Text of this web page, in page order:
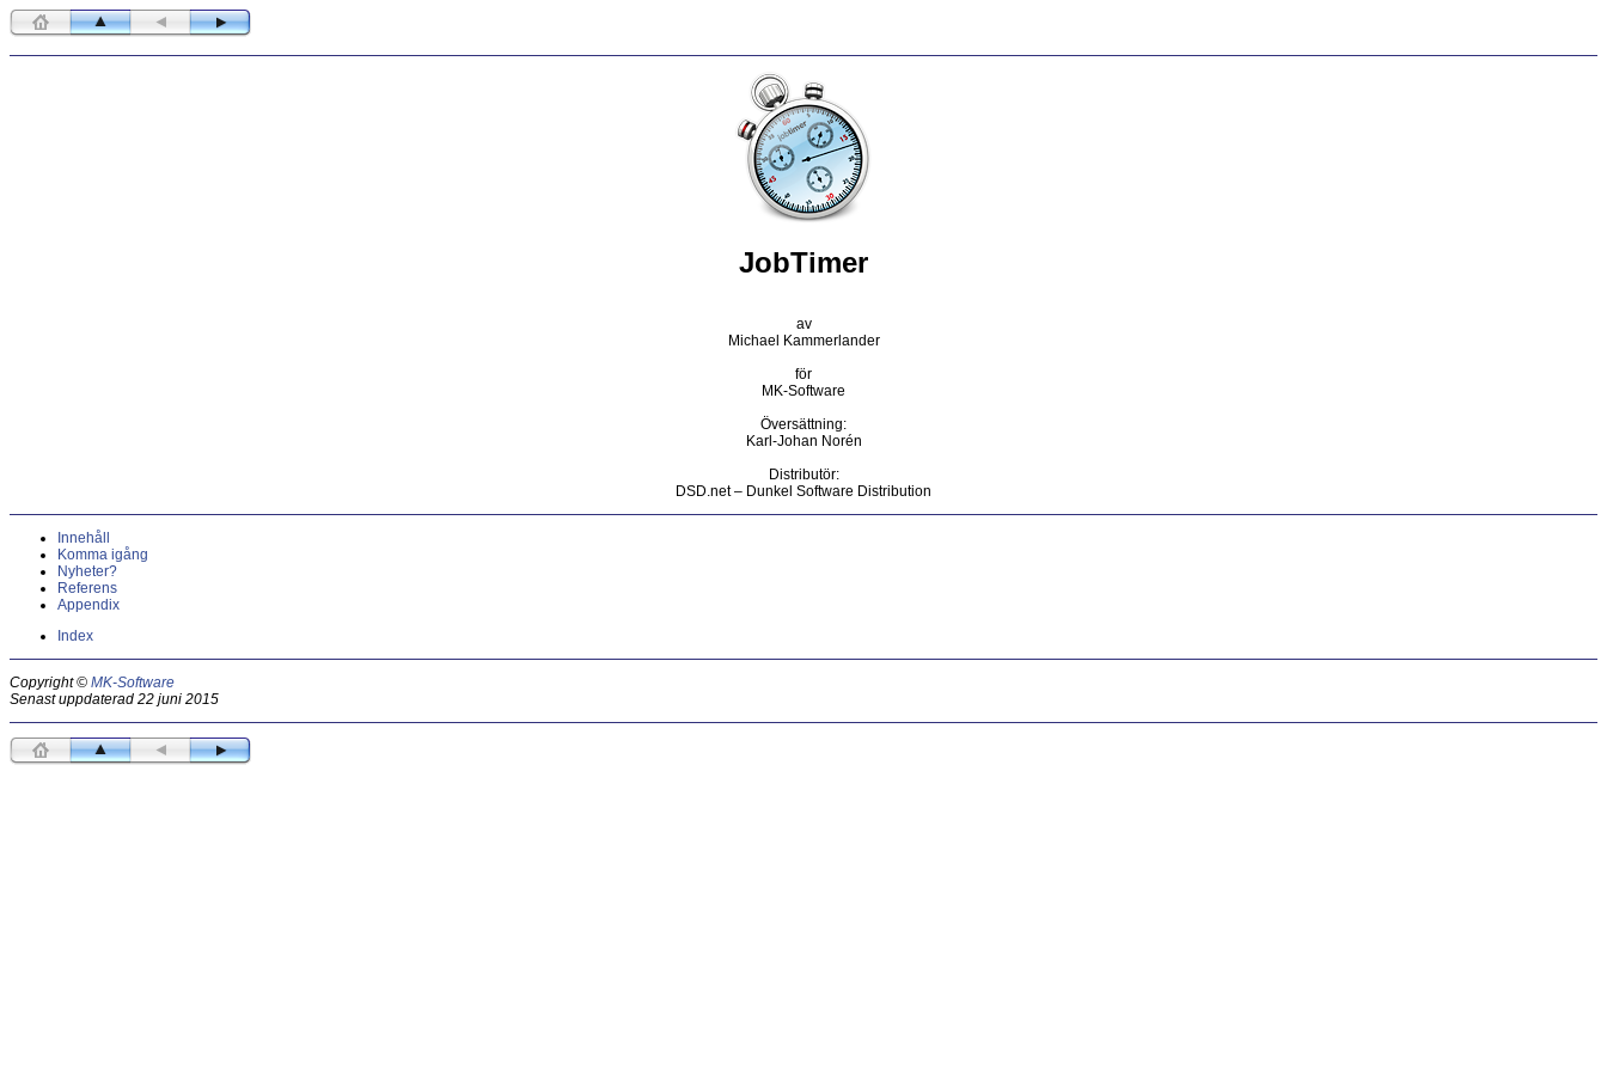
JobTimer
av
Michael Kammerlander
för
MK-Software
Översättning:
Karl-Johan Norén
Distributör:
DSD.net – Dunkel Software Distribution
Innehåll
Komma igång
Nyheter?
Referens
Appendix
Index
Copyright © MK-Software
Senast uppdaterad 22 juni 2015